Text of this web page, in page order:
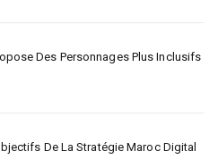
Des Personnages Plus Inclusifs
De La Stratégie Maroc Digital